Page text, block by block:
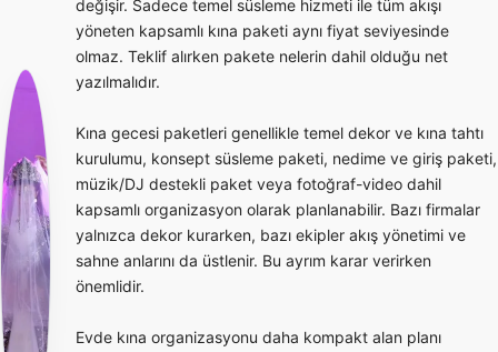
değişir. Sadece temel süsleme hizmeti ile tüm akışı
yöneten kapsamlı kına paketi aynı fiyat seviyesinde
olmaz. Teklif alırken pakete nelerin dahil olduğu net
yazılmalıdır.
Kına gecesi paketleri genellikle temel dekor ve kına tahtı
kurulumu, konsept süsleme paketi, nedime ve giriş paketi,
müzik/DJ destekli paket veya fotoğraf-video dahil
kapsamlı organizasyon olarak planlanabilir. Bazı firmalar
yalnızca dekor kurarken, bazı ekipler akış yönetimi ve
sahne anlarını da üstlenir. Bu ayrım karar verirken
önemlidir.
Evde kına organizasyonu daha kompakt alan planı